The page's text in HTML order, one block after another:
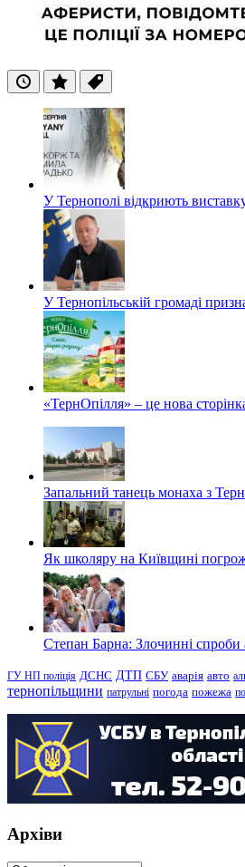
ОстанніПопулярні
Теги
У Тернополі відкриють
У Тернопільській громаді
«ТернОпілля» – це нова
Запальний танець монаха з
Як школяру на Київщині
Степан Барна: Злочинні спроби
ГУ НП поліція ДСНС ДТП СБУ аварія авто
тернопільщини патрульні погода пожежа
Архіви